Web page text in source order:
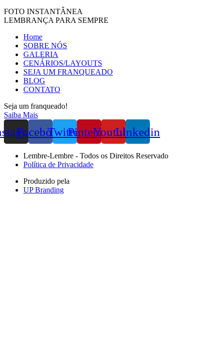
FOTO INSTANTÂNEA
LEMBRANÇA PARA SEMPRE
Home
SOBRE NÓS
GALERIA
CENÁRIOS/LAYOUTS
SEJA UM FRANQUEADO
BLOG
CONTATO
Seja um franqueado!
Saiba Mais
FacebookTwitterPinterestYoutubeLinkedin
Lembre-Lembre - Todos os Direitos Reservado
Política de Privacidade
Produzido pela
UP Branding